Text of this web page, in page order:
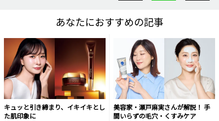
あなたにおすすめの記事
キュッと引き締まり、イキイキとし
た肌印象に
美容家・瀬戸麻実さんが解説！ 手
間いらずの毛穴・くすみケア